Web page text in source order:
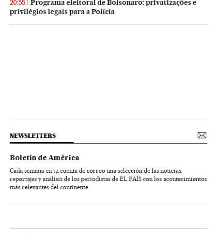
20:55
Programa eleitoral de Bolsonaro: privatizações e
privilégios legais para a Polícia
NEWSLETTERS
Boletín de América
Cada semana en tu cuenta de correo una selección de las noticias,
reportajes y análisis de los periodistas de EL PAÍS con los acontecimientos
más relevantes del continente.